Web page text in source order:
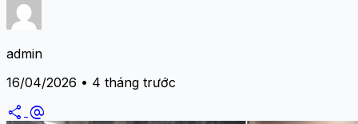
admin
16/04/2026 • 4 tháng trước
share alternate_email